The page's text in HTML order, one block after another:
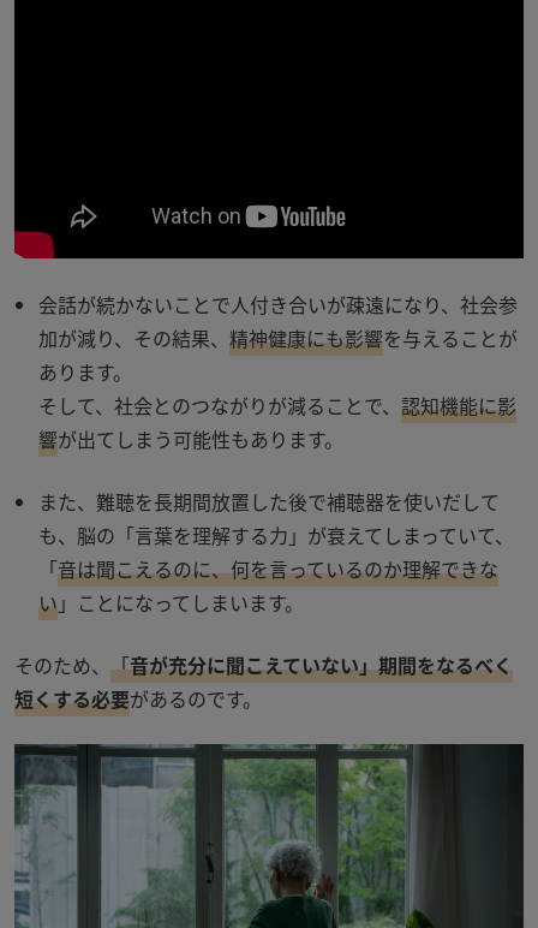
会話が続かないことで人付き合いが疎遠になり、社会参
加が減り、その結果、 精神健康にも影響を与えることが
あります。
そして、社会とのつながりが減ることで、 認知機能に影
響が出てしまう可能性もあります。
また、難聴を長期間放置した後で補聴器を使いだして
も、脳の「言葉を理解する力」が衰えてしまっていて、
「音は聞こえるのに、何を言っているのか理解できな
い」ことになってしまいます。
そのため、 「音が充分に聞こえていない」期間をなるべく
短くする必要があるのです。